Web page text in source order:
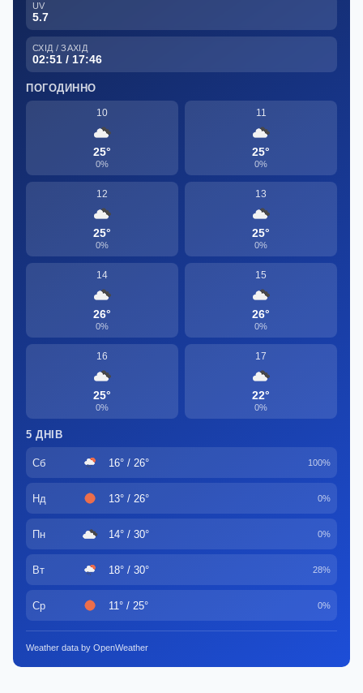
UV
5.7
СХІД / ЗАХІД
02:51 / 17:46
ПОГОДИННО
10
25°
0%
11
25°
0%
12
25°
0%
13
25°
0%
14
26°
0%
15
26°
0%
16
25°
0%
17
22°
0%
5 ДНІВ
Сб 16° / 26° 100%
Нд 13° / 26° 0%
Пн 14° / 30° 0%
Вт 18° / 30° 28%
Ср 11° / 25° 0%
Weather data by OpenWeather